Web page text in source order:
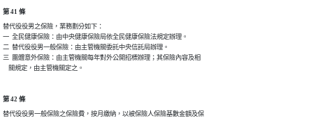
第 41 條
替代役役男之保險，業務劃分如下：
一  全民健康保險：由中央健康保險局依全民健康保險法規定辦理。
二  替代役役男一般保險：由主管機關委託中央信託局辦理。
三  團體意外保險：由主管機關每年對外公開招標辦理；其保險內容及相
    關規定，由主管機關定之。
第 42 條
替代役役男一般保險之保險費，按月繳納，以被保險人保險基數金額及保